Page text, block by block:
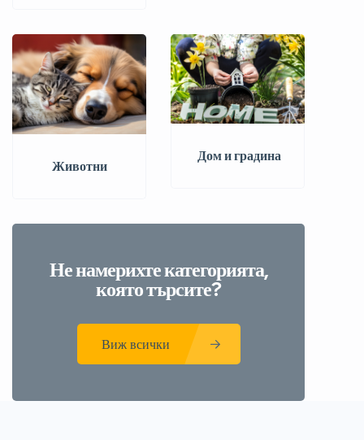
Животни
️ Дом и градина
Не намерихте категорията,
която търсите?
Виж всички